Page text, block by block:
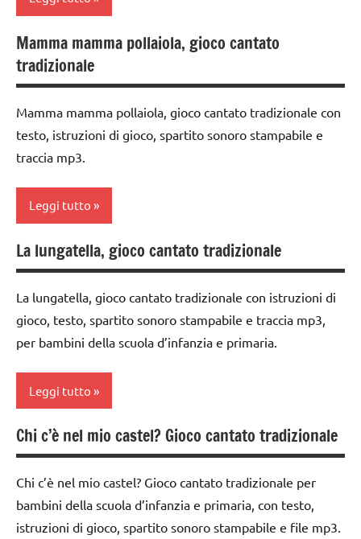
TUTTI GLI
ARGOMENTI
PER ETA'
TUTTI GLI
ARTICOLI
anni
GIOCHI
DI
GRUPPO
girotondi
e giochi
cantati
TUTTI GLI
ARGOMENTI
PER ETA'
TUTTI GLI
ARTICOLI
classe
1a
2a
3 ai
6
anni
DI
GRUPPO
girotondi
e giochi
cantati
TUTTI GLI
ARGOMENTI
PER ETA'
TUTTI GLI
ARTICOLI
Mamma mamma pollaiola, gioco cantato
tradizionale
Mamma mamma pollaiola, gioco cantato tradizionale con
testo, istruzioni di gioco, spartito sonoro stampabile e
traccia mp3.
Leggi tutto
classe
1a
classe
2a
3 ai
6
anni
GIOCHI
DI
GRUPPO
girotondi
e giochi
La lungatella, gioco cantato tradizionale
La lungatella, gioco cantato tradizionale con istruzioni di
gioco, testo, spartito sonoro stampabile e traccia mp3,
per bambini della scuola d’infanzia e primaria.
Leggi tutto
classe
1a
classe
2a
Chi c’è nel mio castel? Gioco cantato tradizionale
Chi c’è nel mio castel? Gioco cantato tradizionale per
bambini della scuola d’infanzia e primaria, con testo,
istruzioni di gioco, spartito sonoro stampabile e file mp3.